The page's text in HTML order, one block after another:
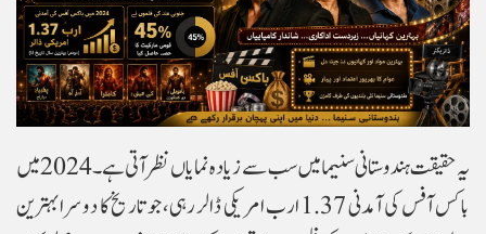
یہ حقیقت ہندوستانی سنیما میں سب سے زیادہ نمایاں نظر آتی ہے۔ 2024 میں
باکس آفس کی آمدنی 1.37 ارب امریکی ڈالر رہی، جو تاریخ کا دوسرا بہترین